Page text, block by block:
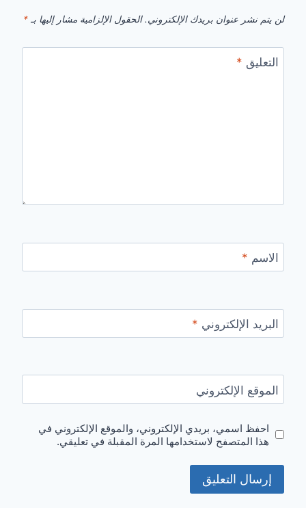
لن يتم نشر عنوان بريدك الإلكتروني. الحقول الإلزامية مشار إليها بـ *
التعليق *
الاسم *
البريد الإلكتروني *
الموقع الإلكتروني
احفظ اسمي، بريدي الإلكتروني، والموقع الإلكتروني في
هذا المتصفح لاستخدامها المرة المقبلة في تعليقي.